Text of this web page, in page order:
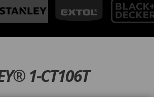
1-CT106T